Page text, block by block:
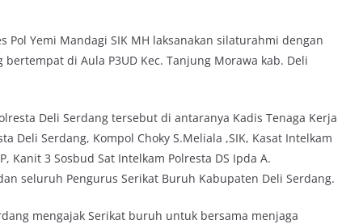
Pol Yemi Mandagi SIK MH laksanakan silaturahmi dengan
di Aula P3UD Kec. Tanjung Morawa kab. Deli
Deli Serdang tersebut di antaranya Kadis Tenaga Kerja
Deli Serdang, Kompol Choky S.Meliala ,SIK, Kasat Intelkam
Kanit 3 Sosbud Sat Intelkam Polresta DS Ipda A.
seluruh Pengurus Serikat Buruh Kabupaten Deli Serdang.
mengajak Serikat buruh untuk bersama menjaga